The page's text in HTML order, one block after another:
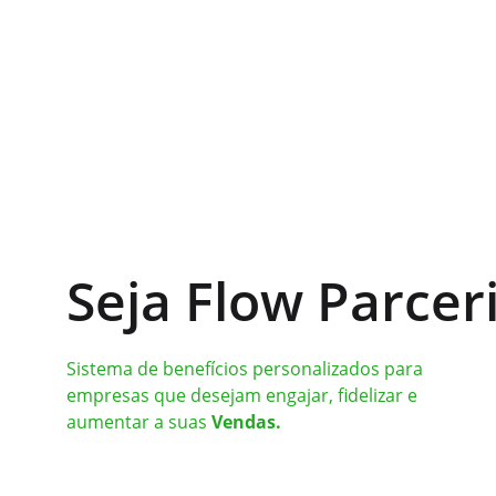
Seja Flow
Sistema de benefícios personalizados para
empresas que desejam engajar, fidelizar e
aumentar a suas Vendas.